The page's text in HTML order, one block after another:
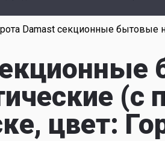
механическое
автоматическое
По производителю
Damast секционные бытовые
(с
цвет: